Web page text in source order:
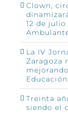
Clown,
12 de
La IV
Zaragoza
Treinta
siendo el